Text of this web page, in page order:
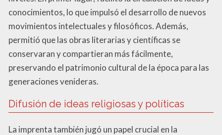
conocimientos, lo que impulsó el desarrollo de nuevos
movimientos intelectuales y filosóficos. Además,
permitió que las obras literarias y científicas se
conservaran y compartieran más fácilmente,
preservando el patrimonio cultural de la época para las
generaciones venideras.
Difusión de ideas religiosas y políticas
La imprenta también jugó un papel crucial en la